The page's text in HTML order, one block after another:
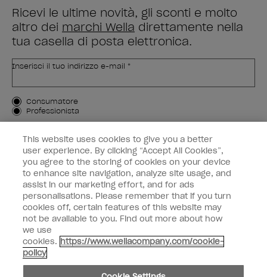
Ricevi le ultime novità, gli sconti e molto
altro dei marchi Wella direttamente nella
tua casella di posta elettronica.
Inserisci il tuo indirizzo e-mail *
Tipo di cliente
Consumatore
Professionista
ISCRIVIMI
Informazioni per i clienti
OPI & voi
instagramfacebook
This website uses cookies to give you a better
user experience. By clicking “Accept All Cookies”,
you agree to the storing of cookies on your device
to enhance site navigation, analyze site usage, and
assist in our marketing effort, and for ads
personalisations. Please remember that if you turn
cookies off, certain features of this website may
not be available to you. Find out more about how
we use
cookies. https://www.wellacompany.com/cookie-
policy